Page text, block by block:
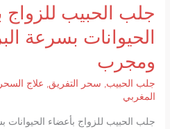
جلب الحبيب للزواج
الحيوانات بسرعة
ومجرب
جلب الحبيب, سحر التفريق, علاج السحر
المغربي
جلب الحبيب للزواج بأعضاء